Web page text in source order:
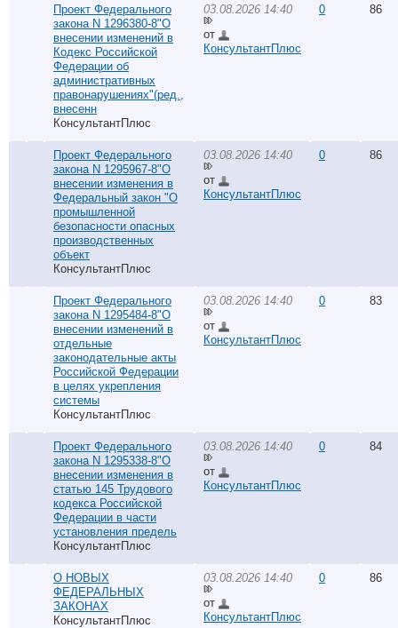
Проект Федерального
закона N 1296380-8"О
внесении изменений в
Кодекс Российской
Федерации об
административных
правонарушениях"(ред.,
внесенн
КонсультантПлюс
03.08.2026 14:40
от
КонсультантПлюс
0 86
Проект Федерального
закона N 1295967-8"О
внесении изменения в
Федеральный закон "О
промышленной
безопасности опасных
производственных
объект
КонсультантПлюс
03.08.2026 14:40
от
КонсультантПлюс
0 86
Проект Федерального
закона N 1295484-8"О
внесении изменений в
отдельные
законодательные акты
Российской Федерации
в целях укрепления
системы
КонсультантПлюс
03.08.2026 14:40
от
КонсультантПлюс
0 83
Проект Федерального
закона N 1295338-8"О
внесении изменения в
статью 145 Трудового
кодекса Российской
Федерации в части
установления предель
КонсультантПлюс
03.08.2026 14:40
от
КонсультантПлюс
0 84
О НОВЫХ
ФЕДЕРАЛЬНЫХ
ЗАКОНАХ
КонсультантПлюс
03.08.2026 14:40
от
КонсультантПлюс
0 86